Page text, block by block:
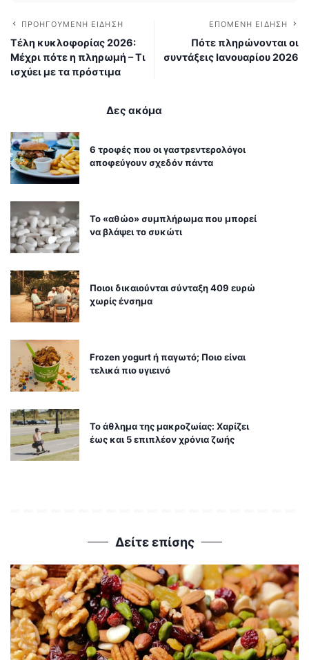
ΠΡΟΗΓΟΎΜΕΝΗ ΕΊΔΗΣΗ
Τέλη κυκλοφορίας 2026:
Μέχρι πότε η πληρωμή – Τι
ισχύει με τα πρόστιμα
ΕΠΌΜΕΝΗ ΕΊΔΗΣΗ
Πότε πληρώνονται οι
συντάξεις Ιανουαρίου 2026
Δες ακόμα
6 τροφές που οι γαστρεντερολόγοι
αποφεύγουν σχεδόν πάντα
Το «αθώο» συμπλήρωμα που μπορεί
να βλάψει το συκώτι
Ποιοι δικαιούνται σύνταξη 409 ευρώ
χωρίς ένσημα
Frozen yogurt ή παγωτό; Ποιο είναι
τελικά πιο υγιεινό
Το άθλημα της μακροζωίας: Χαρίζει
έως και 5 επιπλέον χρόνια ζωής
Δείτε επίσης